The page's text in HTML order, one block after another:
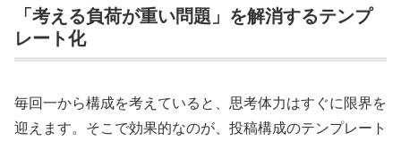
「考える負荷が重い問題」を解消するテンプ
レート化
毎回一から構成を考えていると、思考体力はすぐに限界を
迎えます。そこで効果的なのが、投稿構成のテンプレート